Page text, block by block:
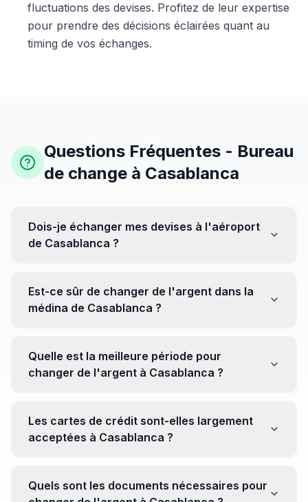
fluctuations des devises. Profitez de leur expertise
pour prendre des décisions éclairées quant au
timing de vos échanges.
Questions Fréquentes - Bureau
de change à Casablanca
Dois-je échanger mes devises à l'aéroport
de Casablanca ?
être moins avantageux. Orientez-vous plutôt vers les
bureaux de change en ville pour obtenir de meilleurs
Est-ce sûr de changer de l'argent dans la
médina de Casablanca ?
établissements réputés pour éviter les surprises.
Quelle est la meilleure période pour
changer de l'argent à Casablanca ?
soyez attentif aux fluctuations pour maximiser la valeur
de vos devises.
Les cartes de crédit sont-elles largement
acceptées à Casablanca ?
Cependant, avoir un peu de monnaie locale peut être
Quels sont les documents nécessaires pour